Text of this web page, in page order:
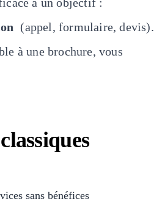
(appel, formulaire, devis).
à une brochure, vous
sans bénéfices